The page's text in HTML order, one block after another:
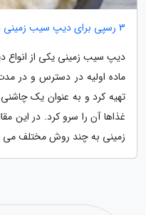
3 رسپی برای دیپ سیب زمینی به روش رستورانی در 6 مرحله ساده
دیپ سیب زمینی یکی از انواع
ماده اولیه در دسترس و در
تهیه کرد و به عنوان یک
غذاها آن را سرو کرد. در این
زمینی به چند روش مختلف می